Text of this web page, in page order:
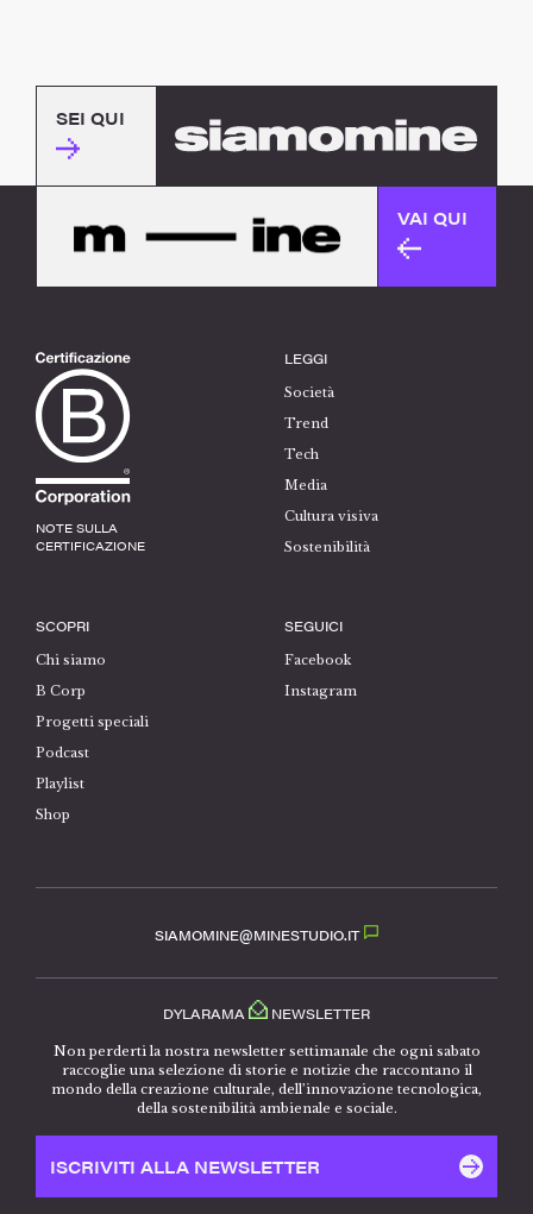
SEI QUI
VAI QUI
NOTE SULLA
CERTIFICAZIONE
LEGGI
Società
Trend
Tech
Media
Cultura visiva
Sostenibilità
SCOPRI
Chi siamo
B Corp
Progetti speciali
Podcast
Playlist
Shop
SEGUICI
Facebook
Instagram
SIAMOMINE@MINESTUDIO.IT
DYLARAMA NEWSLETTER
Non perderti la nostra newsletter settimanale che ogni sabato
raccoglie una selezione di storie e notizie che raccontano il
mondo della creazione culturale, dell’innovazione tecnologica,
della sostenibilità ambienale e sociale.
ISCRIVITI ALLA NEWSLETTER